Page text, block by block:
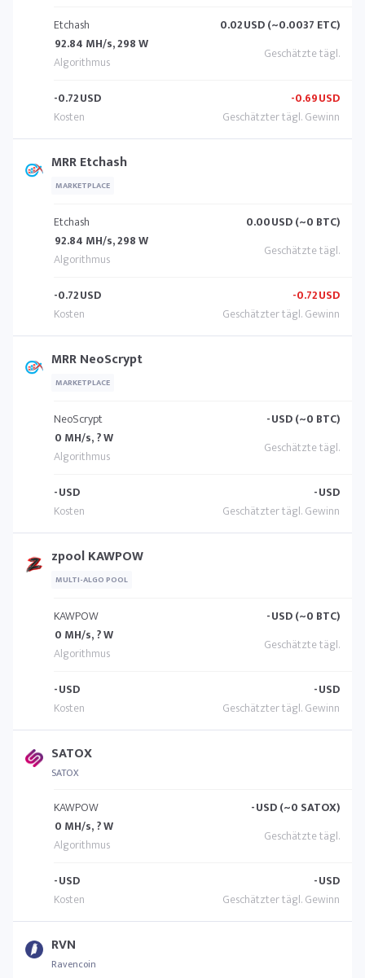
Etchash
92.84 MH/s, 298 W
0.02USD (~0.0037 ETC)
-0.72USD -0.69USD
MRR Etchash
MARKETPLACE
Etchash
92.84 MH/s, 298 W
0.00USD (~0 BTC)
-0.72USD -0.72USD
MRR NeoScrypt
MARKETPLACE
NeoScrypt
0 MH/s, ? W
-USD (~0 BTC)
-USD -USD
zpool KAWPOW
MULTI-ALGO POOL
KAWPOW
0 MH/s, ? W
-USD (~0 BTC)
-USD -USD
SATOX
SATOX
KAWPOW
0 MH/s, ? W
-USD (~0 SATOX)
-USD -USD
RVN
Ravencoin